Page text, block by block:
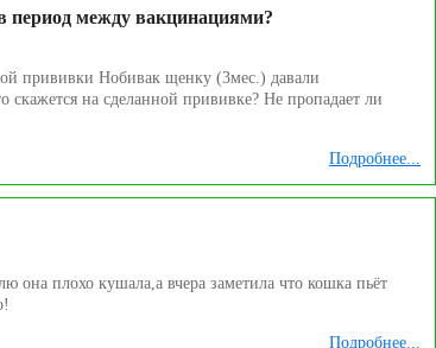
период между вакцинациями?
прививки Нобивак щенку (3мес.) давали
на сделанной прививке? Не пропадает ли
Подробнее...
она плохо кушала,а вчера заметила что кошка пьёт
Подробнее...